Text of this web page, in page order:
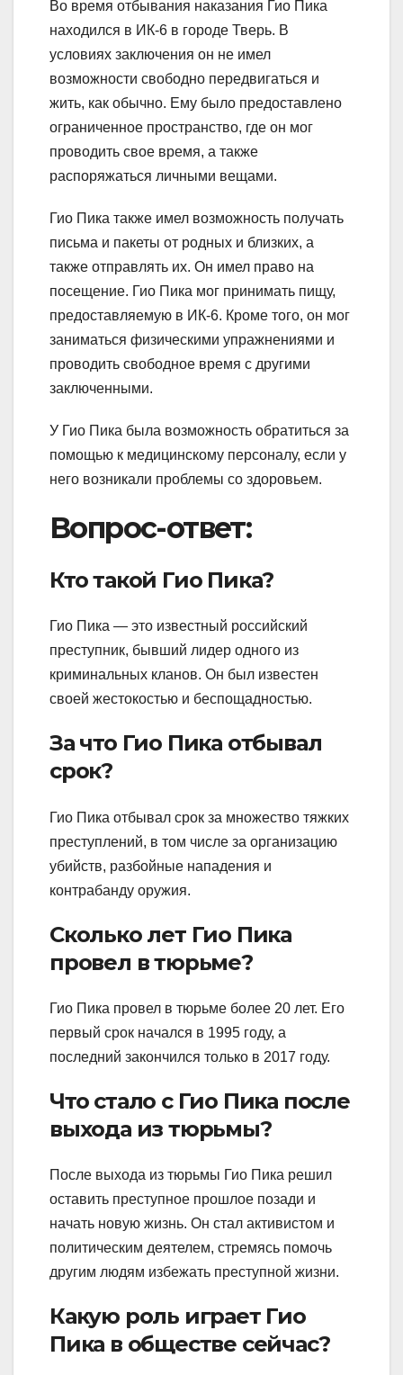
Во время отбывания наказания Гио Пика
находился в ИК-6 в городе Тверь. В
условиях заключения он не имел
возможности свободно передвигаться и
жить, как обычно. Ему было предоставлено
ограниченное пространство, где он мог
проводить свое время, а также
распоряжаться личными вещами.
Гио Пика также имел возможность получать
письма и пакеты от родных и близких, а
также отправлять их. Он имел право на
посещение. Гио Пика мог принимать пищу,
предоставляемую в ИК-6. Кроме того, он мог
заниматься физическими упражнениями и
проводить свободное время с другими
заключенными.
У Гио Пика была возможность обратиться за
помощью к медицинскому персоналу, если у
него возникали проблемы со здоровьем.
Вопрос-ответ:
Кто такой Гио Пика?
Гио Пика — это известный российский
преступник, бывший лидер одного из
криминальных кланов. Он был известен
своей жестокостью и беспощадностью.
За что Гио Пика отбывал
срок?
Гио Пика отбывал срок за множество тяжких
преступлений, в том числе за организацию
убийств, разбойные нападения и
контрабанду оружия.
Сколько лет Гио Пика
провел в тюрьме?
Гио Пика провел в тюрьме более 20 лет. Его
первый срок начался в 1995 году, а
последний закончился только в 2017 году.
Что стало с Гио Пика после
выхода из тюрьмы?
После выхода из тюрьмы Гио Пика решил
оставить преступное прошлое позади и
начать новую жизнь. Он стал активистом и
политическим деятелем, стремясь помочь
другим людям избежать преступной жизни.
Какую роль играет Гио
Пика в обществе сейчас?